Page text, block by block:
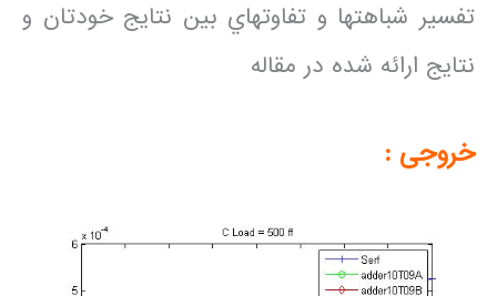
تفسير شباهتها و تفاوتهاي بين نتايج خودتان و
نتايج ارائه شده در مقاله
خروجی :